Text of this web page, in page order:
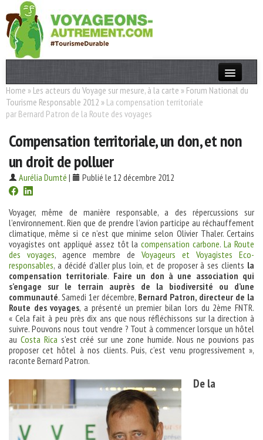
Actualités
T. Responsable
Destinations
Acteurs
Thèmes
OK
Home » Les acteurs du Voyage sur mesure, à la carte » Forum National du
Tourisme Responsable 2012 » La compensation territoriale
par Bernard Patron de la Route des voyages
Compensation territoriale, un don, et non
un droit de polluer
Aurélia Dumté | Publié le 12 décembre 2012
Voyager, même de manière responsable, a des répercussions sur
l’environnement. Rien que de prendre l’avion participe au réchauffement
climatique, même si ce n’est que minime selon Olivier Thaler. Certains
voyagistes ont appliqué assez tôt lacompensation carbone.La Route
des voyages, agence membre de Voyageurs et Voyagistes Eco-
responsables, a décidé d’aller plus loin, et de proposer à ses clients la
compensation territoriale. Faire un don à une association qui
s’engage sur le terrain auprès de la biodiversité ou d’une
communauté. Samedi 1er décembre, Bernard Patron, directeur de la
Route des voyages, a présenté un premier bilan lors du 2ème FNTR.
« Cela fait à peu près dix ans que nous réfléchissons sur la direction à
suivre. Pouvons nous tout vendre ? Tout à commencer lorsque un hôtel
au Costa Rica s’est créé sur une zone humide. Nous ne pouvions pas
proposer cet hôtel à nos clients. Puis, c’est venu progressivement »,
raconte Bernard Patron.
De la